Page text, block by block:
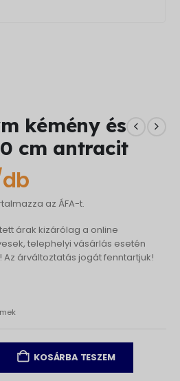
kémény és
cm antracit
az ÁFA-t.
árak kizárólag a online
telephelyi vásárlás esetén
árváltoztatás jogát fenntartjuk!
KOSÁRBA TESZEM